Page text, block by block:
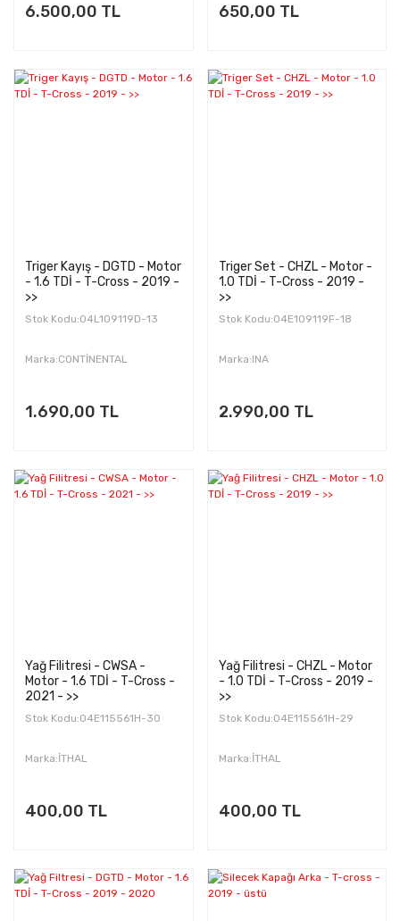
6.500,00 TL 650,00 TL
Triger Kayış - DGTD - Motor
- 1.6 TDİ - T-Cross - 2019 -
>>
Stok Kodu:04L109119D-13
Marka:CONTİNENTAL
1.690,00 TL
Triger Set - CHZL - Motor -
1.0 TDİ - T-Cross - 2019 -
>>
Stok Kodu:04E109119F-18
Marka:INA
2.990,00 TL
Yağ Filitresi - CWSA -
Motor - 1.6 TDİ - T-Cross -
2021 - >>
Stok Kodu:04E115561H-30
Marka:İTHAL
400,00 TL
Yağ Filitresi - CHZL - Motor
- 1.0 TDİ - T-Cross - 2019 -
>>
Stok Kodu:04E115561H-29
Marka:İTHAL
400,00 TL